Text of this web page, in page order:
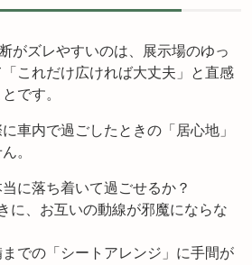
がズレやすいのは、展示場のゆっ
これだけ広ければ大丈夫」と直感
です。
車内で過ごしたときの「居心地」
。
に落ち着いて過ごせるか？
に、お互いの動線が邪魔にならな
での「シートアレンジ」に手間が